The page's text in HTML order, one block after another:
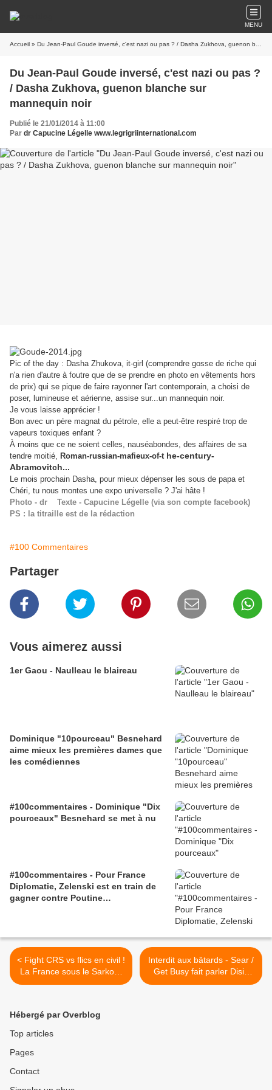
MENU
Accueil » Du Jean-Paul Goude inversé, c'est nazi ou pas ? / Dasha Zukhova, guenon blanche sur mannequin noir
Du Jean-Paul Goude inversé, c'est nazi ou pas ?
/ Dasha Zukhova, guenon blanche sur
mannequin noir
Publié le 21/01/2014 à 11:00
Par dr Capucine Légelle www.legrigriinternational.com
Pic of the day : Dasha Zhukova, it-girl (comprendre gosse de riche qui
n'a rien d'autre à foutre que de se prendre en photo en vêtements hors
de prix) qui se pique de faire rayonner l'art contemporain, a choisi de
poser, lumineuse et aérienne, assise sur...un mannequin noir.
Je vous laisse apprécier !
Bon avec un père magnat du pétrole, elle a peut-être respiré trop de
vapeurs toxiques enfant ?
À moins que ce ne soient celles, nauséabondes, des affaires de sa
tendre moitié, Roman-russian-mafieux-of-t he-century-
Abramovitch...
Le mois prochain Dasha, pour mieux dépenser les sous de papa et
Chéri, tu nous montes une expo universelle ? J'ai hâte !
Photo - dr Texte - Capucine Légelle (via son compte facebook)
PS : la titraille est de la rédaction
#100 Commentaires
Partager
Vous aimerez aussi
1er Gaou - Naulleau le blaireau
Dominique "10pourceau" Besnehard
aime mieux les premières dames que
les comédiennes
#100commentaires - Dominique "Dix
pourceaux" Besnehard se met à nu
#100commentaires - Pour France
Diplomatie, Zelenski est en train de
gagner contre Poutine…
< Fight CRS vs flics en civil !
La France sous le Sarkozy
à la catalane Manuel Valls
Interdit aux bâtards - Sear /
Get Busy fait parler Disiz
sur le tournage du clip de
Hébergé par Overblog
Top articles
Pages
Contact